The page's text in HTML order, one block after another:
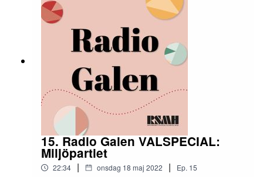
är alla möjliga verksamheter som möter
människor med psykisk ohälsa. Det kan vara
äldreomsorg, folkhögskolor och privata företag.
15. Radio Galen VALSPECIAL:
Miljöpartiet
22:34 | onsdag 18 maj 2022 | Ep. 15